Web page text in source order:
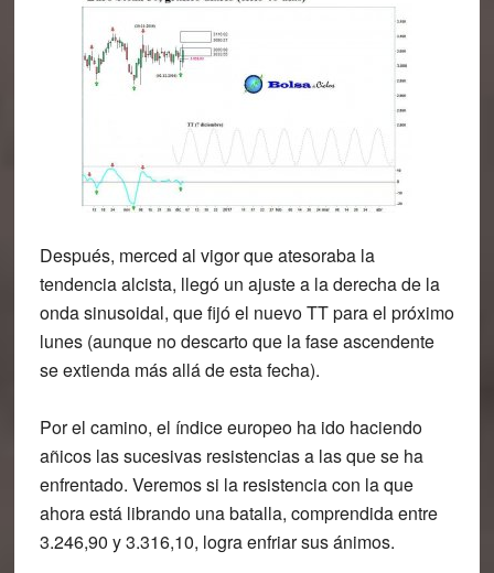
Después, merced al vigor que atesoraba la
tendencia alcista, llegó un ajuste a la derecha de la
onda sinusoidal, que fijó el nuevo TT para el próximo
lunes (aunque no descarto que la fase ascendente
se extienda más allá de esta fecha).
Por el camino, el índice europeo ha ido haciendo
añicos las sucesivas resistencias a las que se ha
enfrentado. Veremos si la resistencia con la que
ahora está librando una batalla, comprendida entre
3.246,90 y 3.316,10, logra enfriar sus ánimos.